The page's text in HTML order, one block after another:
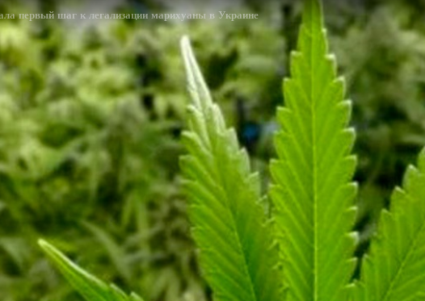
первый шаг к легализации марихуаны в Украине